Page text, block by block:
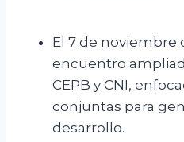
El 7 de noviembre
encuentro
CEPB y CNI,
conjuntas para
desarrollo.